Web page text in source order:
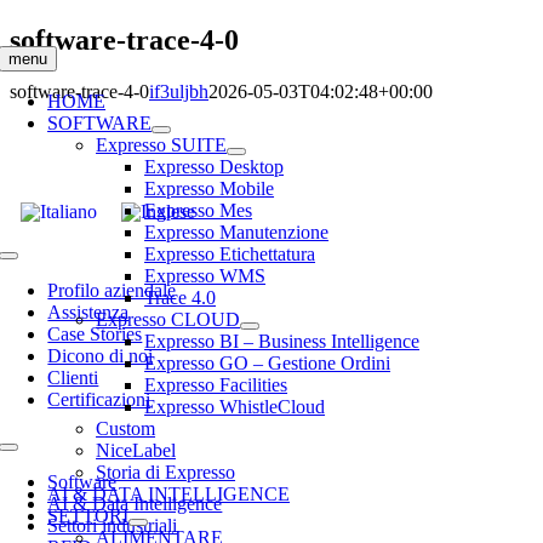
Salta
al
contenuto
menu
HOME
SOFTWARE
Expresso SUITE
Expresso Desktop
Expresso Mobile
Expresso Mes
Expresso Manutenzione
Expresso Etichettatura
Expresso WMS
Trace 4.0
Expresso CLOUD
Expresso BI – Business Intelligence
Expresso GO – Gestione Ordini
Expresso Facilities
Expresso WhistleCloud
Custom
NiceLabel
Storia di Expresso
AI & DATA INTELLIGENCE
SETTORI
ALIMENTARE
software-trace-4-0
software-trace-4-0if3uljbh2026-05-03T04:02:48+00:00
Toggle
NavigationProfilo aziendale
Assistenza
Case Stories
Dicono di noi
Clienti
Certificazioni
Toggle
NavigationSoftware
AI & Data Intelligence
Settori industriali